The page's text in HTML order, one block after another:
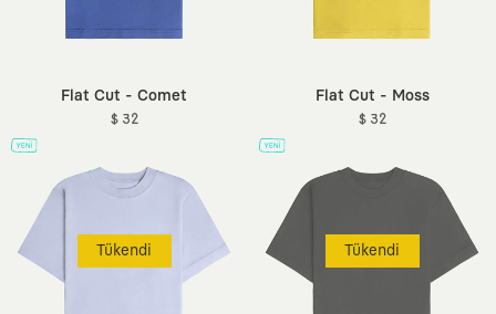
Flat Cut - Comet
$ 32
Flat Cut - Moss
$ 32
Tükendi Tükendi